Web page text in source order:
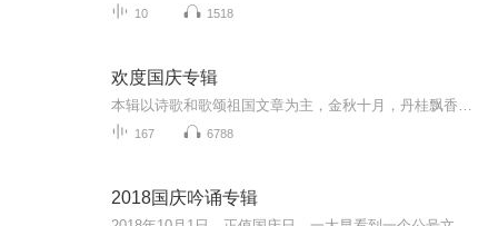
10 1518
欢度国庆专辑
167 6788
2018国庆吟诵专辑